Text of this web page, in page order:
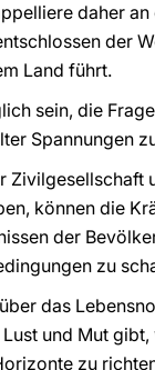
daher
der
Land führt.
sein, die
Spannungen
können die
der
zu
das
und Mut
zu